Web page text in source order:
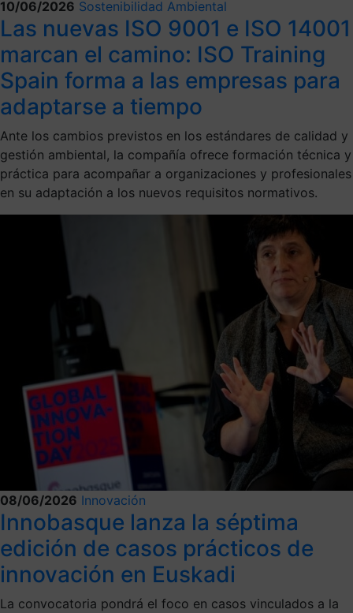
10/06/2026 Sostenibilidad Ambiental
Las nuevas ISO 9001 e ISO 14001
marcan el camino: ISO Training
Spain forma a las empresas para
adaptarse a tiempo
Ante los cambios previstos en los estándares de calidad y
gestión ambiental, la compañía ofrece formación técnica y
práctica para acompañar a organizaciones y profesionales
en su adaptación a los nuevos requisitos normativos.
08/06/2026 Innovación
Innobasque lanza la séptima
edición de casos prácticos de
innovación en Euskadi
La convocatoria pondrá el foco en casos vinculados a la